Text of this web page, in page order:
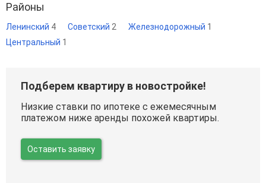
Районы
Ленинский 4 Советский 2 Железнодорожный 1
Центральный 1
Подберем квартиру в новостройке!
Низкие ставки по ипотеке с ежемесячным
платежом ниже аренды похожей квартиры.
Оставить заявку